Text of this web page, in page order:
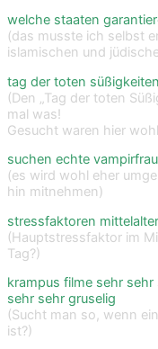
welche staaten
(das musste ich selbst
islamischen und
tag der toten süßigkeiten
(Den „Tag der toten
mal was!
Gesucht waren hier
suchen echte
(es wird wohl eher
hin mitnehmen)
stressfaktoren
(Hauptstressfaktor im
Tag?)
krampus filme sehr
sehr sehr gruselig
(Sucht man so, wenn
ist?)